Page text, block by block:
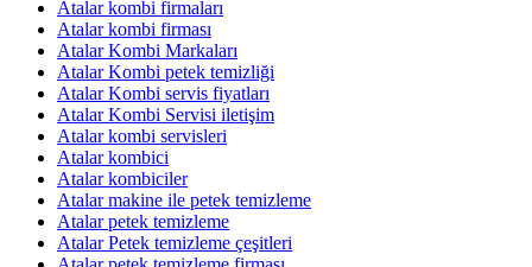
Atalar kombi firmaları
Atalar kombi firması
Atalar Kombi Markaları
Atalar Kombi petek temizliği
Atalar Kombi servis fiyatları
Atalar Kombi Servisi iletişim
Atalar kombi servisleri
Atalar kombici
Atalar kombiciler
Atalar makine ile petek temizleme
Atalar petek temizleme
Atalar Petek temizleme çeşitleri